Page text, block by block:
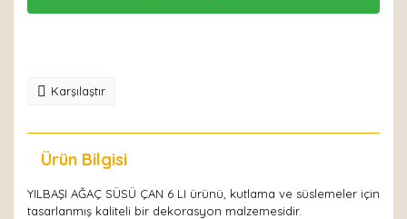
Karşılaştır
Ürün Bilgisi
YILBAŞI AĞAÇ SÜSÜ ÇAN 6 LI ürünü, kutlama ve süslemeler için
tasarlanmış kaliteli bir dekorasyon malzemesidir.